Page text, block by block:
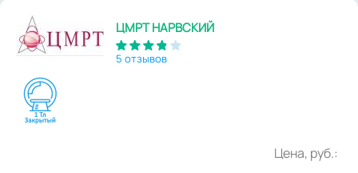
ЦМРТ НАРВСКИЙ
5 отзывов
Цена, руб.: